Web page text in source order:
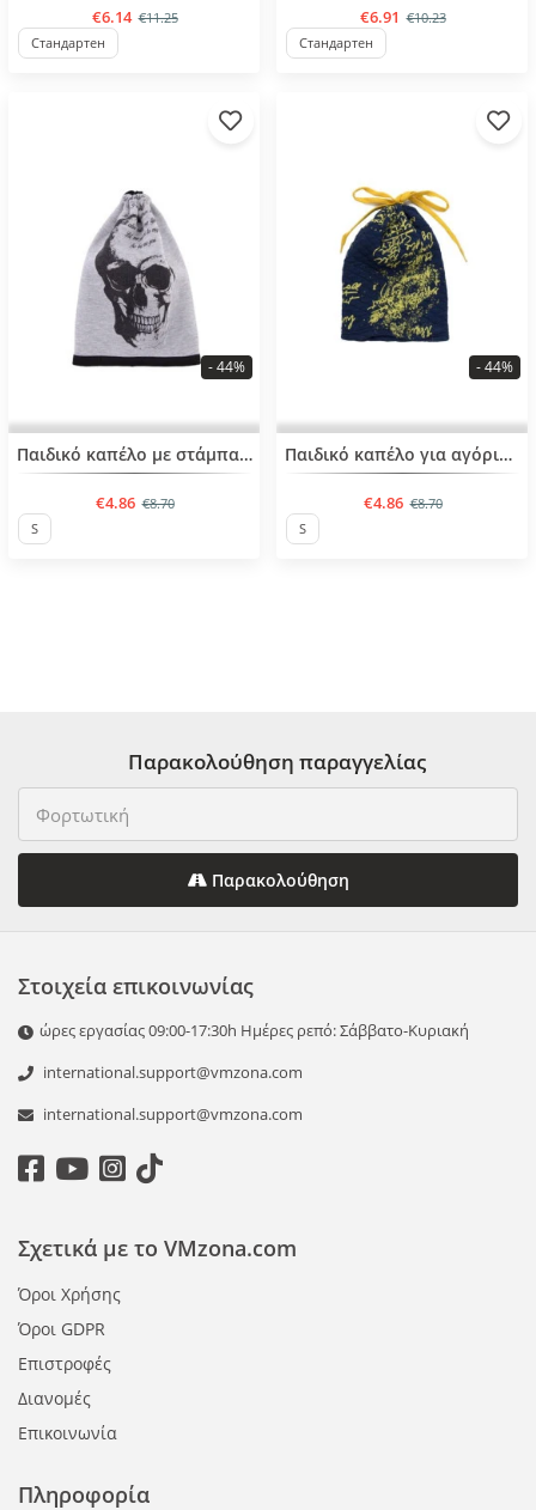
€6.14 €11.25
Стандартен
€6.91 €10.23
Стандартен
Παιδικό καπέλο με στάμπα για αγόρια από 1 έως 4 ετών
€4.86 €8.70
- 44%
S
BESTSELLERΠαιδικό καπέλο για αγόρια από 1 έως 4 ετών
€4.86 €8.70
- 44%
S
Παρακολούθηση παραγγελίας
Παρακολούθηση
Στοιχεία επικοινωνίας
ώρες εργασίας 09:00-17:30h Ημέρες ρεπό: Σάββατο-Κυριακή
international.support@vmzona.com
international.support@vmzona.com
Πληροφορία
Σχετικά με το VMzona.com
Όροι Χρήσης
Όροι GDPR
Επιστροφές
Διανομές
Επικοινωνία